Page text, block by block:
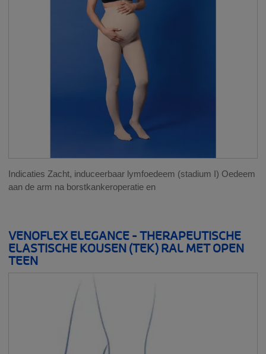
Indicaties Zacht, induceerbaar lymfoedeem (stadium I) Oedeem
aan de arm na borstkankeroperatie en
VENOFLEX ELEGANCE - THERAPEUTISCHE
ELASTISCHE KOUSEN (TEK) RAL MET OPEN
TEEN